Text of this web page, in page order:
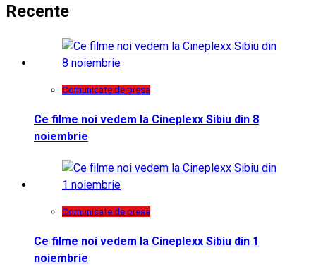
Recente
Comunicate de presa
Ce filme noi vedem la Cineplexx Sibiu din 8
noiembrie
Comunicate de presa
Ce filme noi vedem la Cineplexx Sibiu din 1
noiembrie